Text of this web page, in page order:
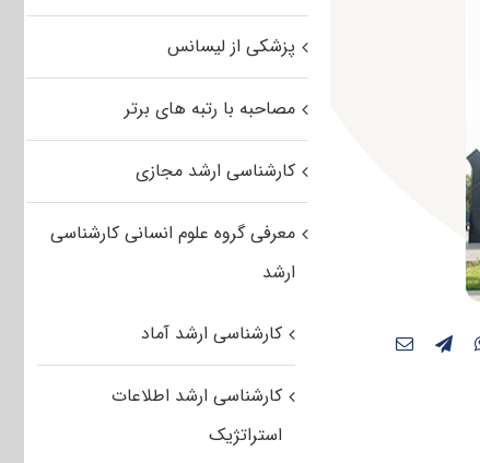
پزشکی از لیسانس
مصاحبه با رتبه های برتر
کارشناسی ارشد مجازی
معرفی گروه علوم انسانی کارشناسی
ارشد
کارشناسی ارشد آماد
کارشناسی ارشد اطلاعات
استراتژیک